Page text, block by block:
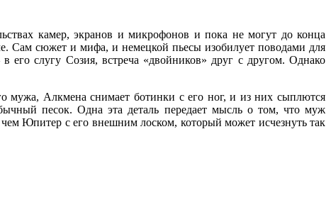
камер, экранов и микрофонов и пока не могут до конца
Сам сюжет и мифа, и немецкой пьесы изобилует поводами для
слугу Созия, встреча «двойников» друг с другом. Однако
мужа, Алкмена снимает ботинки с его ног, и из них сыплются
песок. Одна эта деталь передает мысль о том, что муж
Юпитер с его внешним лоском, который может исчезнуть так